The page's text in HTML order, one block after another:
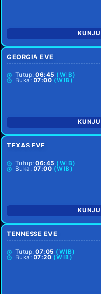
GEORGIA EVE
Tutup:06:45 (WIB)
Buka: 07:00 (WIB)
TEXAS EVE
Tutup:06:45 (WIB)
Buka: 07:00 (WIB)
TENNESSE EVE
Tutup:07:05 (WIB)
Buka: 07:20 (WIB)